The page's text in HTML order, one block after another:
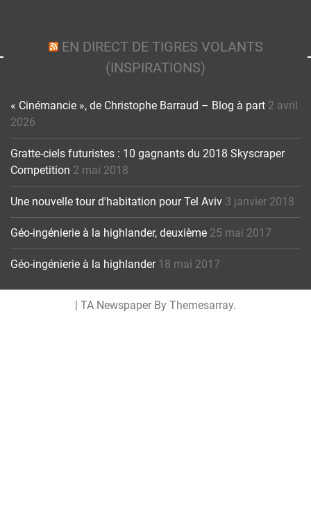
EN DIRECT DE TIGRES VOLANTS
(INSPIRATIONS)
« Cinémancie », de Christophe Barraud – Blog à part 2 avril
2026
Gratte-ciels futuristes : 10 gagnants du 2018 Skyscraper
Competition 2 mai 2018
Une nouvelle tour d'habitation pour Tel Aviv 3 janvier 2018
Géo-ingénierie à la highlander, deuxième 25 mai 2017
Géo-ingénierie à la highlander 18 mai 2017
TA Newspaper By Themesarray.